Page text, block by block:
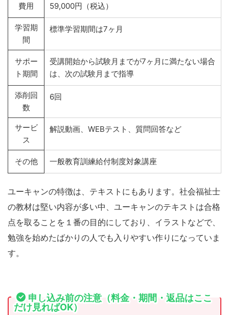
費用 59,000円（税込）
学習期
間
標準学習期間は7ヶ月
サポー
ト期間
受講開始から試験月までが7ヶ月に満たない場合
は、次の試験月まで指導
添削回
数
6回
サービ
ス
解説動画、WEBテスト、質問回答など
その他 一般教育訓練給付制度対象講座
ユーキャンの特徴は、テキストにもあります。社会福祉士
の教材は堅い内容が多い中、ユーキャンのテキストは合格
点を取ることを１番の目的にしており、イラストなどで、
勉強を始めたばかりの人でも入りやすい作りになっていま
す。
申し込み前の注意（料金・期間・返品はここ
だけ見ればOK）